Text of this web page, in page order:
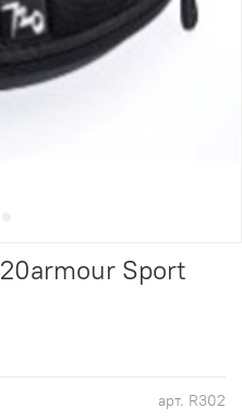
арт. R302
Sport